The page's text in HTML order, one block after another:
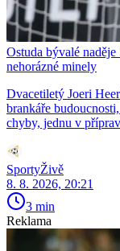
Ostuda bývalé
nehorázné minely
Dvacetiletý Joeri
brankáře
chyby, jednu v
SportyŽivě
8. 8. 2026, 20:21
3 min
Reklama